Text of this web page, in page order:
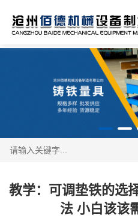
教学：可调垫铁的选
法 小白该该